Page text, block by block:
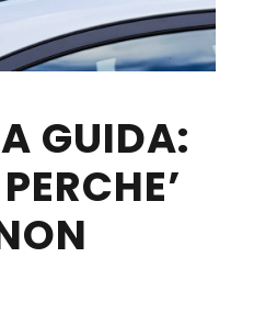
GUIDA: